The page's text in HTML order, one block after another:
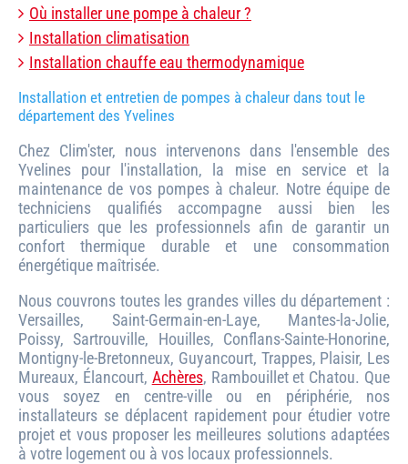
Où installer une pompe à chaleur ?
Installation climatisation
Installation chauffe eau thermodynamique
Installation et entretien de pompes à chaleur dans tout le
département des Yvelines
Chez Clim'ster, nous intervenons dans l'ensemble des
Yvelines pour l'installation, la mise en service et la
maintenance de vos pompes à chaleur. Notre équipe de
techniciens qualifiés accompagne aussi bien les
particuliers que les professionnels afin de garantir un
confort thermique durable et une consommation
énergétique maîtrisée.
Nous couvrons toutes les grandes villes du département :
Versailles, Saint-Germain-en-Laye, Mantes-la-Jolie,
Poissy, Sartrouville, Houilles, Conflans-Sainte-Honorine,
Montigny-le-Bretonneux, Guyancourt, Trappes, Plaisir, Les
Mureaux, Élancourt, Achères, Rambouillet et Chatou. Que
vous soyez en centre-ville ou en périphérie, nos
installateurs se déplacent rapidement pour étudier votre
projet et vous proposer les meilleures solutions adaptées
à votre logement ou à vos locaux professionnels.